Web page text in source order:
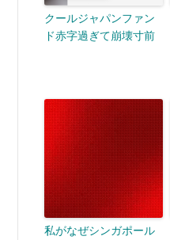
クールジャパンファン
ド赤字過ぎて崩壊寸前
私がなぜシンガポール